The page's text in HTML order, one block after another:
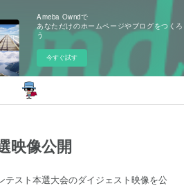
Ameba Owndで
あなただけのホームページやブログをつくろ
う
今すぐ試す
映像公開
テスト本選大会のダイジェスト映像を公